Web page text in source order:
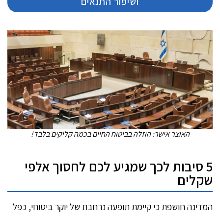
האוצר אישר: הוזלה בביטוח החיים בכמה קליקים בלבד!
5 סיבות לכך שמגיע לכם לחסוך אלפי
שקלים
המדינה חושפת כי קיימת תופעה נרחבת של יוקר ביטוחי, כפל